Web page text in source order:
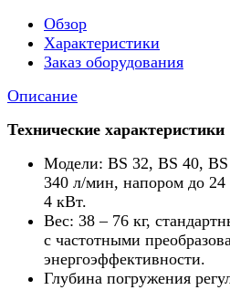
Обзор
Характеристики
Заказ оборудования
Описание
Технические характеристики
Модели: BS 32, BS 40, BS
340 л/мин, напором до
4 кВт.
Вес: 38 – 76 кг,
с частотными
энергоэффективности.
Глубина погружения